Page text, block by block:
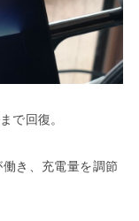
で回復。
き、充電量を調節